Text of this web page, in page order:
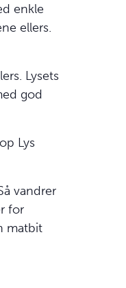
enkle
ellers.
Lysets
god
Lys
vandrer
for
matbit